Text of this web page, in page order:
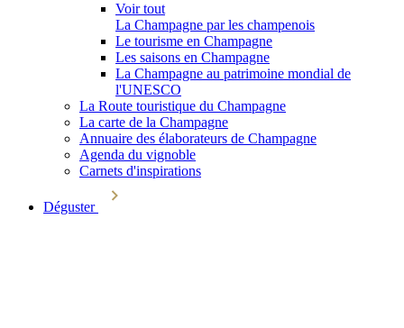
Voir tout
La Champagne par les champenois
Le tourisme en Champagne
Les saisons en Champagne
La Champagne au patrimoine mondial de
l'UNESCO
La Route touristique du Champagne
La carte de la Champagne
Annuaire des élaborateurs de Champagne
Agenda du vignoble
Carnets d'inspirations
Déguster